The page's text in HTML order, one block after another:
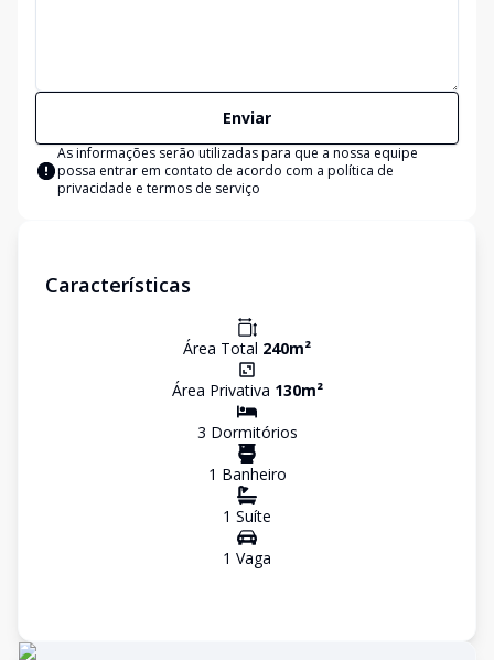
Enviar
As informações serão utilizadas para que a nossa equipe
possa entrar em contato de acordo com a política de
privacidade e termos de serviço
Características
Área Total 240m²
Área Privativa 130m²
3 Dormitórios
1 Banheiro
1 Suíte
1 Vaga